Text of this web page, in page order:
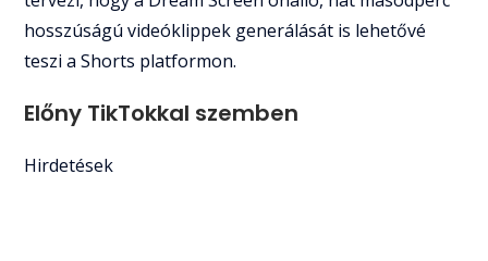
hosszúságú videóklippek generálását is lehetővé
teszi a Shorts platformon.
Előny TikTokkal szemben
Hirdetések